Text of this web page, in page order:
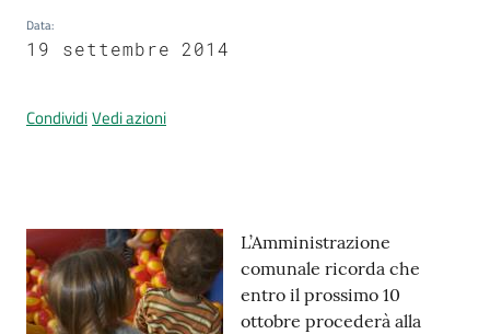
l
r
t
e
o
Data:
19 settembre 2014
CondividiVedi azioni
Contenuto
L’Amministrazione
comunale ricorda che
entro il prossimo 10
ottobre procederà alla